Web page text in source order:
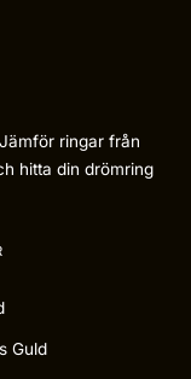
ringar från
hitta din drömring
Guld